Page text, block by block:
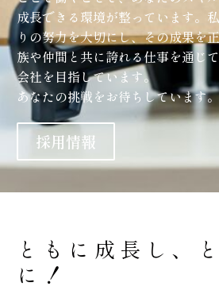
成長できる環境が整っています。
りの努力を大切にし、その成果を
族や仲間と共に誇れる仕事を通じ
会社を目指しています。
あなたの挑戦をお待ちしています。
採用情報
ともに成長し、
に！